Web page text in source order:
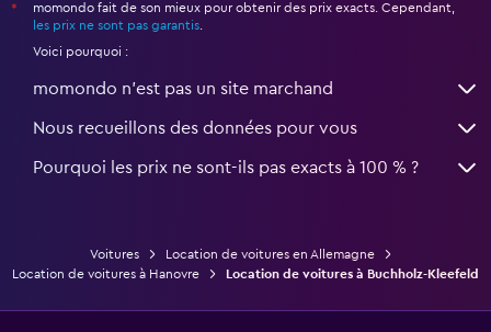
*
momondo fait de son mieux pour obtenir des prix exacts. Cependant,
les prix ne sont pas garantis.
Voici pourquoi :
momondo n'est pas un site marchand
Nous recueillons des données pour vous
Pourquoi les prix ne sont-ils pas exacts à 100 % ?
Voitures
Location de voitures en Allemagne
Location de voitures à Hanovre
Location de voitures à Buchholz-Kleefeld